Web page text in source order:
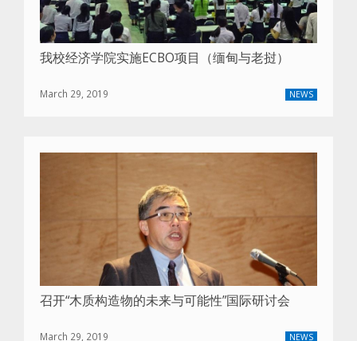
我校经济学院实施ECBO项目（缅甸与老挝）
NEWS
March 29, 2019
召开“木质构造物的未来与可能性”国际研讨会
NEWS
March 29, 2019